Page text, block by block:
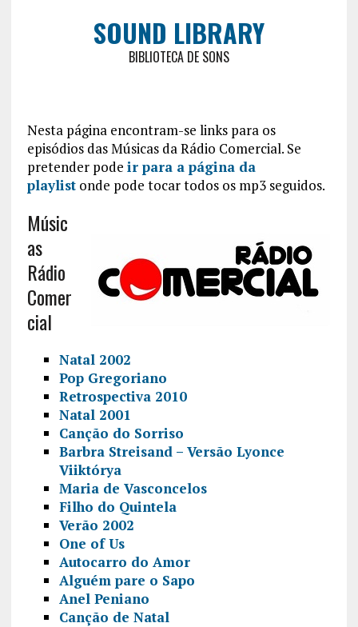
SOUND LIBRARY
BIBLIOTECA DE SONS
Nesta página encontram-se links para os
episódios das Músicas da Rádio Comercial. Se
pretender pode ir para a página da
playlistonde pode tocar todos os mp3 seguidos.
Músic
as
Rádio
Comer
cial
Natal 2002
Pop Gregoriano
Retrospectiva 2010
Natal 2001
Canção do Sorriso
Barbra Streisand – Versão Lyonce
Viiktórya
Maria de Vasconcelos
Filho do Quintela
Verão 2002
One of Us
Autocarro do Amor
Alguém pare o Sapo
Anel Peniano
Canção de Natal